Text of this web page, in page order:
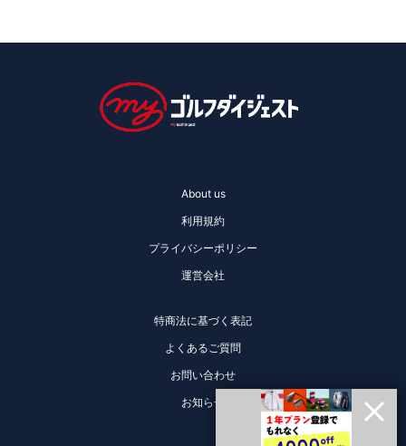
About us
利用規約
プライバシーポリシー
運営会社
特商法に基づく表記
よくあるご質問
お問い合わせ
お知らせ